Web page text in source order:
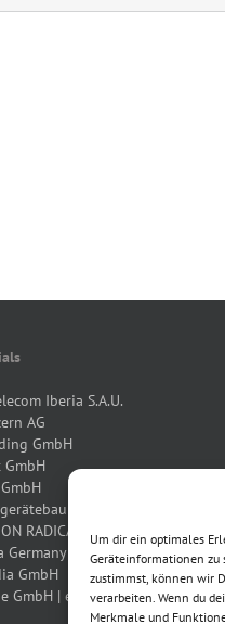
Um dir ein optimales
Geräteinformationen zu
zustimmst, können wir
verarbeiten. Wenn du
Merkmale und
Iberia S.A.U.
AG
GmbH
GmbH
RADICALS GmbH
Germany
GmbH
GmbH | eBay Inc.